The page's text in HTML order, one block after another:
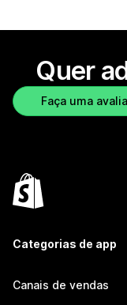
Quer
Faça uma
Categorias de app
Canais de vendas